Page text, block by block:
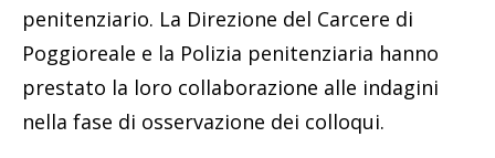
penitenziario. La Direzione del Carcere di
Poggioreale e la Polizia penitenziaria hanno
prestato la loro collaborazione alle indagini
nella fase di osservazione dei colloqui.